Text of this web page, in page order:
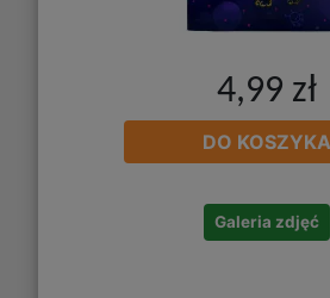
4,99 zł
DO KOSZYKA
Galeria zdjęć